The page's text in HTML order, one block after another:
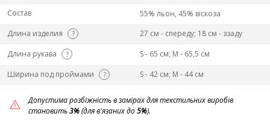
Состав
55% льон, 45% віскоза
Длина изделия
?
27 см - спереду; 18 см - ззаду
Длина рукава
?
S - 65 см; M - 65,5 см
Ширина под проймами
? S - 42 см; M - 44 см
Допустима розбіжність в замірах для текстильних виробів
становить3%(для в'язаних до5%).